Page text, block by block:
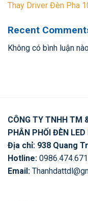
Thay Driver Đèn Pha
Recent
Không có bình luận
CÔNG TY TNHH TM
PHÂN PHỐI ĐÈN
Địa chỉ: 938 Quang
Hotline:
Email: